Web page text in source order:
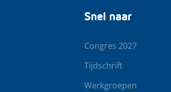
Snel naar
Congres 2027
Tijdschrift
Werkgroepen